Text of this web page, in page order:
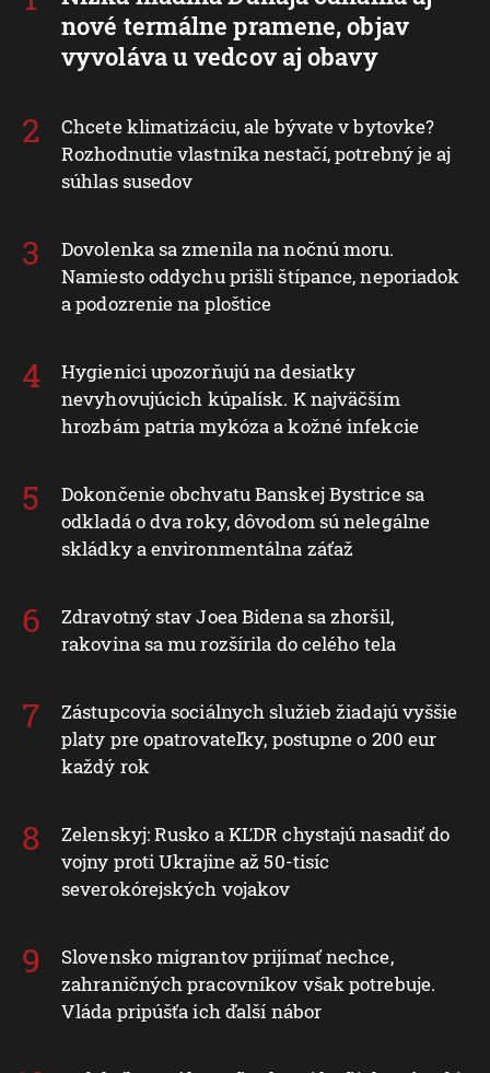
nové termálne pramene, objav
vyvoláva u vedcov aj obavy
Chcete klimatizáciu, ale bývate v bytovke?
Rozhodnutie vlastníka nestačí, potrebný je aj
súhlas susedov
Dovolenka sa zmenila na nočnú moru.
Namiesto oddychu prišli štípance, neporiadok
a podozrenie na ploštice
Hygienici upozorňujú na desiatky
nevyhovujúcich kúpalísk. K najväčším
hrozbám patria mykóza a kožné infekcie
Dokončenie obchvatu Banskej Bystrice sa
odkladá o dva roky, dôvodom sú nelegálne
skládky a environmentálna záťaž
Zdravotný stav Joea Bidena sa zhoršil,
rakovina sa mu rozšírila do celého tela
Zástupcovia sociálnych služieb žiadajú vyššie
platy pre opatrovateľky, postupne o 200 eur
každý rok
Zelenskyj: Rusko a KĽDR chystajú nasadiť do
vojny proti Ukrajine až 50-tisíc
severokórejských vojakov
Slovensko migrantov prijímať nechce,
zahraničných pracovníkov však potrebuje.
Vláda pripúšťa ich ďalší nábor